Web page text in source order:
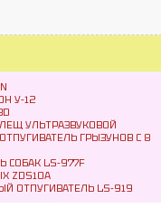
У-12
УЛЬТРАЗВУКОВОЙ
ГРЫЗУНОВ С 8
LS-977F
ZDS10A
ОТПУГИВАТЕЛЬ LS-919